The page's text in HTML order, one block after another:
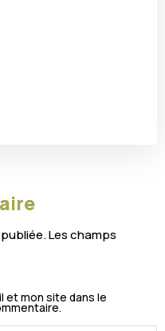
Les champs
et mon site dans le